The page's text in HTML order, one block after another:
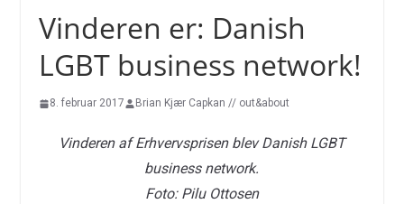
Vinderen er: Danish
LGBT business network!
8. februar 2017 Brian Kjær Capkan // out&about
Vinderen af Erhvervsprisen blev Danish LGBT
business network.
Foto: Pilu Ottosen